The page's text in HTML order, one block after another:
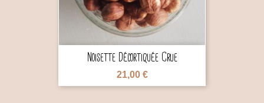
Noisette Décortiquée Crue
21,00 €